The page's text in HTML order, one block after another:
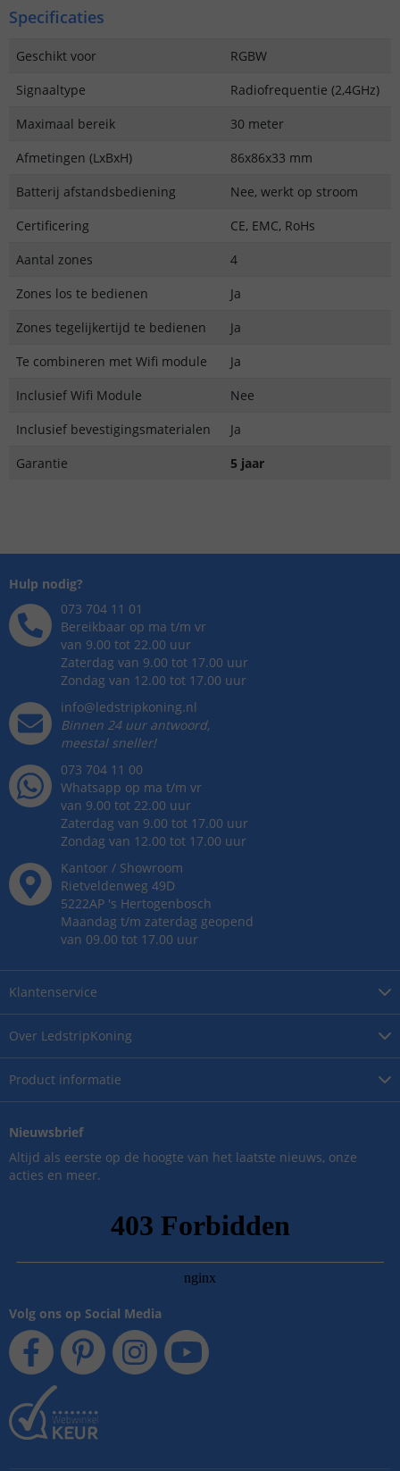
Specificaties
Geschikt voor
RGBW
Signaaltype
Radiofrequentie (2,4GHz)
Maximaal bereik
30 meter
Afmetingen (LxBxH)
86x86x33 mm
Batterij afstandsbediening
Nee, werkt op stroom
Certificering
CE, EMC, RoHs
Aantal zones
4
Zones los te bedienen
Ja
Zones tegelijkertijd te bedienen
Ja
Te combineren met Wifi module
Ja
Inclusief Wifi Module
Nee
Inclusief bevestigingsmaterialen
Ja
Garantie
5 jaar
Over LedstripKoning
Product informatie
Klantenservice
Hulp nodig?
073 704 11 01
Bereikbaar op ma t/m vr
van 9.00 tot 22.00 uur
Zaterdag van 9.00 tot 17.00 uur
Zondag van 12.00 tot 17.00 uur
info@ledstripkoning.nl
Binnen 24 uur antwoord,
meestal sneller!
073 704 11 00
Whatsapp op ma t/m vr
van 9.00 tot 22.00 uur
Zaterdag van 9.00 tot 17.00 uur
Zondag van 12.00 tot 17.00 uur
Kantoor / Showroom
Rietveldenweg 49D
5222AP 's Hertogenbosch
Maandag t/m zaterdag geopend
van 09.00 tot 17.00 uur
Nieuwsbrief
Altijd als eerste op de hoogte van het laatste nieuws, onze
acties en meer.
Volg ons op Social Media